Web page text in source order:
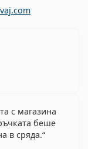
с магазина
беше
в сряда.